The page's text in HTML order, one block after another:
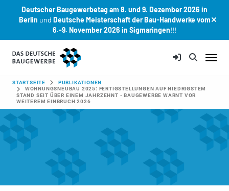
Deutscher Baugewerbetag am 8. und 9. Dezember 2026 in
Berlin und Deutsche Meisterschaft der Bau-Handwerke vom
6.-9. November 2026 in Sigmaringen!!!
Zum Hauptinhalt springen
SIE SIND HIER:
STARTSEITE
PUBLIKATIONEN
WOHNUNGSNEUBAU 2025: FERTIGSTELLUNGEN AUF NIEDRIGSTEM
STAND SEIT ÜBER EINEM JAHRZEHNT - BAUGEWERBE WARNT VOR
WEITEREM EINBRUCH 2026